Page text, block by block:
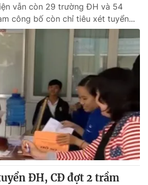
vẫn còn 29 trường ĐH và 54
công bố còn chỉ tiêu xét tuyển...
ĐH, CĐ đợt 2 trầm